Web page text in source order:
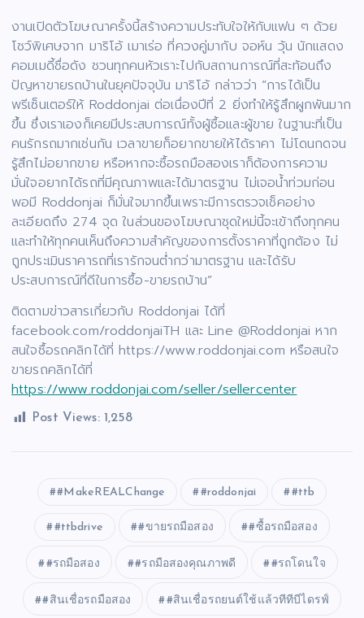
งานเปิดตัวโฆษณาครั้งนี้สร้างความประทับใจให้กับแฟน ๆ ด้วย
โชว์พิเศษจาก มาริโอ้ เมาเร่อ ที่ควงคู่มากับ จอห์น วุ้น นักแสดง
คอมเมดี้ชื่อดัง ชวนทุกคนหัวเราะไปกับสถานการณ์ที่สะท้อนถึง
ปัญหาขายรถบ้านในยุคปัจจุบัน มาริโอ้ กล่าวว่า “การได้เป็น
พรีเซ็นเตอร์ให้ Roddonjai ต่อเนื่องปีที่ 2 ยิ่งทำให้รู้สึกผูกพันมาก
ขึ้น ซึ่งเราเองก็เคยมีประสบการณ์ทั้งผู้ซื้อและผู้ขาย ในฐานะที่เป็น
คนรักรถมากเช่นกัน เวลาขายก็อยากขายให้ได้ราคา ไม่โดนกดจน
รู้สึกไม่อยากขาย หรือหากจะซื้อรถมือสองเราก็ต้องการความ
มั่นใจอยากได้รถที่มีคุณภาพและได้มาตรฐาน ไม่เจอน้ำท่วมก่อน
พอมี Roddonjai ก็มั่นใจมากขึ้นเพราะมีการตรวจเช็คอย่าง
ละเอียดถึง 274 จุด ในส่วนของโฆษณาชุดใหม่นี้จะเข้าถึงทุกคน
และทำให้ทุกคนเห็นถึงความสำคัญของการตั้งราคาที่ถูกต้อง ไม่
ถูกประเมินราคารถที่เรารักจนต่ำกว่ามาตรฐาน และได้รับ
ประสบการณ์ที่ดีในการซื้อ-ขายรถบ้าน”
ติดตามข่าวสารเกี่ยวกับ Roddonjai ได้ที่
facebook.com/roddonjaiTH และ Line @Roddonjai หาก
สนใจซื้อรถคลิกได้ที่ https://www.roddonjai.com หรือสนใจ
ขายรถคลิกได้ที่
https://www.roddonjai.com/seller/sellercenter
Post Views: 1,258
#MakeREALChange #roddonjai #ttb
#ttbdrive #ขายรถมือสอง #ซื้อรถมือสอง
#รถมือสอง #รถมือสองคุณภาพดี #รถโดนใจ
#สินเชื่อรถมือสอง #สินเชื่อรถยนต์ใช้แล้วทีทีบีไดรฟ์